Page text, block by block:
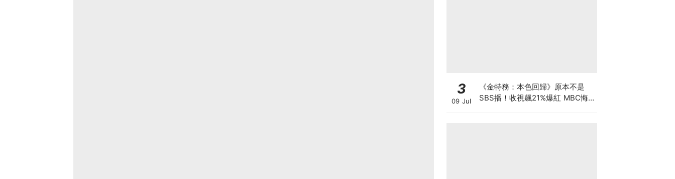
3
09 Jul
《金特務：本色回歸》原本不是
SBS播！收視飆21%爆紅 MBC悔